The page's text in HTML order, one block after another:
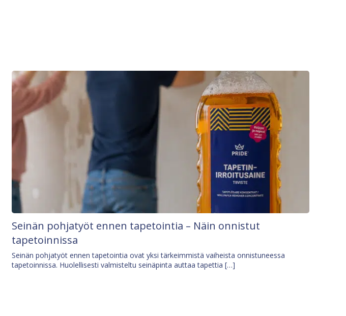
Seinän pohjatyöt ennen tapetointia – Näin onnistut
tapetoinnissa
Seinän pohjatyöt ennen tapetointia ovat yksi tärkeimmistä vaiheista onnistuneessa
tapetoinnissa. Huolellisesti valmisteltu seinäpinta auttaa tapettia […]